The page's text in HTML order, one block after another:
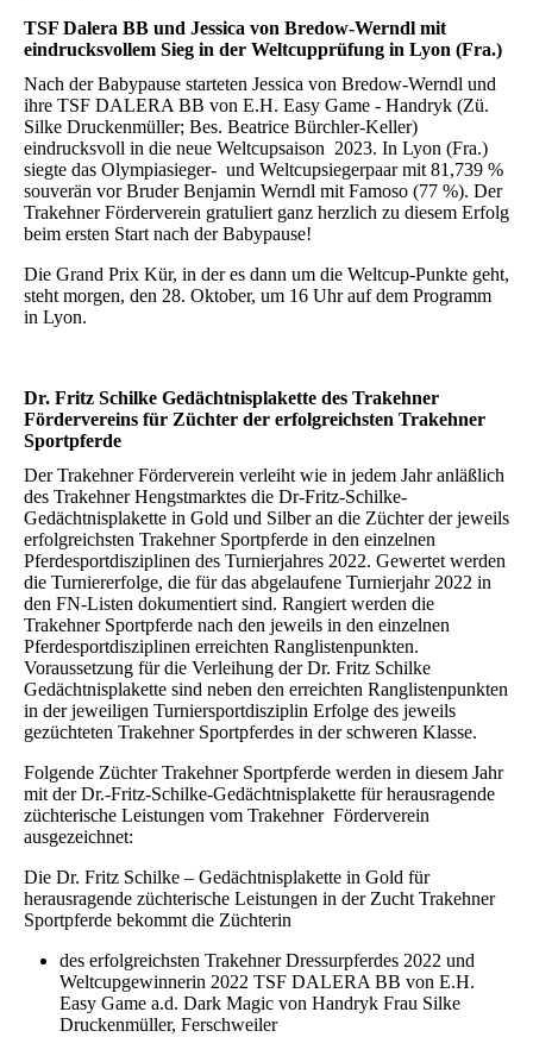
TSF Dalera BB und Jessica von Bredow-Werndl mit
eindrucksvollem Sieg in der Weltcupprüfung in Lyon (Fra.)
Nach der Babypause starteten Jessica von Bredow-Werndl und
ihre TSF DALERA BB von E.H. Easy Game - Handryk (Zü.
Silke Druckenmüller; Bes. Beatrice Bürchler-Keller)
eindrucksvoll in die neue Weltcupsaison 2023. In Lyon (Fra.)
siegte das Olympiasieger- und Weltcupsiegerpaar mit 81,739 %
souverän vor Bruder Benjamin Werndl mit Famoso (77 %). Der
Trakehner Förderverein gratuliert ganz herzlich zu diesem Erfolg
beim ersten Start nach der Babypause!
Die Grand Prix Kür, in der es dann um die Weltcup-Punkte geht,
steht morgen, den 28. Oktober, um 16 Uhr auf dem Programm
in Lyon.
Dr. Fritz Schilke Gedächtnisplakette des Trakehner
Fördervereins für Züchter der erfolgreichsten Trakehner
Sportpferde
Der Trakehner Förderverein verleiht wie in jedem Jahr anläßlich
des Trakehner Hengstmarktes die Dr-Fritz-Schilke-
Gedächtnisplakette in Gold und Silber an die Züchter der jeweils
erfolgreichsten Trakehner Sportpferde in den einzelnen
Pferdesportdisziplinen des Turnierjahres 2022. Gewertet werden
die Turniererfolge, die für das abgelaufene Turnierjahr 2022 in
den FN-Listen dokumentiert sind. Rangiert werden die
Trakehner Sportpferde nach den jeweils in den einzelnen
Pferdesportdisziplinen erreichten Ranglistenpunkten.
Voraussetzung für die Verleihung der Dr. Fritz Schilke
Gedächtnisplakette sind neben den erreichten Ranglistenpunkten
in der jeweiligen Turniersportdisziplin Erfolge des jeweils
gezüchteten Trakehner Sportpferdes in der schweren Klasse.
Folgende Züchter Trakehner Sportpferde werden in diesem Jahr
mit der Dr.-Fritz-Schilke-Gedächtnisplakette für herausragende
züchterische Leistungen vom Trakehner Förderverein
ausgezeichnet:
Die Dr. Fritz Schilke – Gedächtnisplakette in Gold für
herausragende züchterische Leistungen in der Zucht Trakehner
Sportpferde bekommt die Züchterin
des erfolgreichsten Trakehner Dressurpferdes 2022 und
Weltcupgewinnerin 2022 TSF DALERA BB von E.H.
Easy Game a.d. Dark Magic von Handryk Frau Silke
Druckenmüller, Ferschweiler